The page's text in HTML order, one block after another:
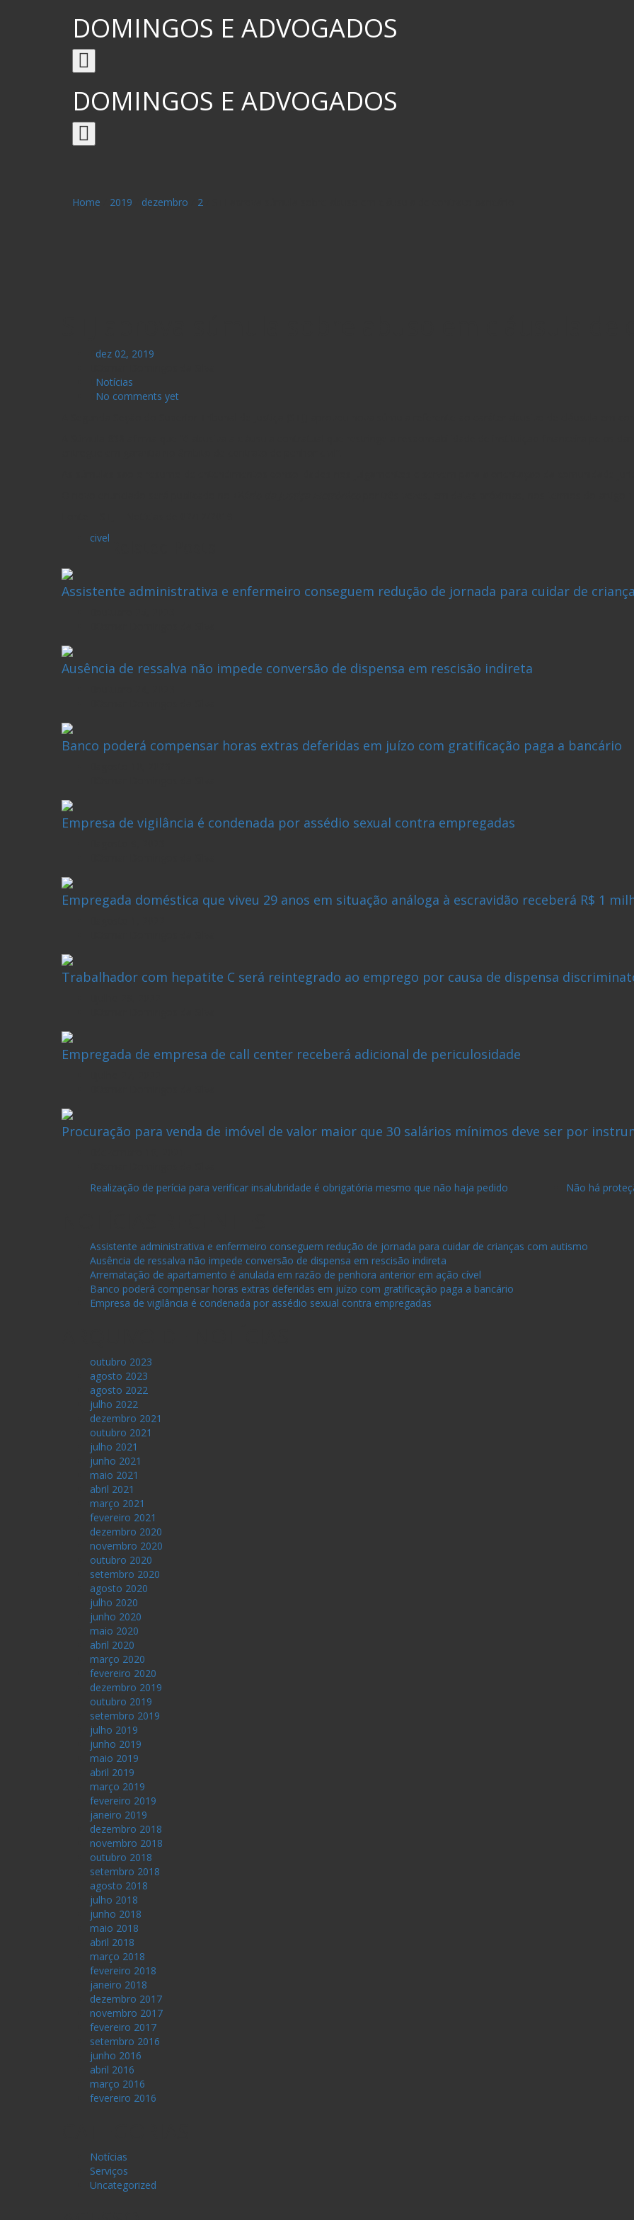
DOMINGOS E ADVOGADOS
Toggle
navigation
DOMINGOS E ADVOGADOS
Toggle
navigation
Home 2019 dezembro 2
dez 02, 2019
Notícias
No comments yet
civel
Assistente administrativa e enfermeiro conseguem redução de jornada para cuidar de
Ausência de ressalva não impede conversão de dispensa em rescisão indireta
Banco poderá compensar horas extras deferidas em juízo com gratificação paga a bancário
Empresa de vigilância é condenada por assédio sexual contra empregadas
Empregada doméstica que viveu 29 anos em situação análoga à escravidão receberá R$ 1
Trabalhador com hepatite C será reintegrado ao emprego por causa de dispensa
Empregada de empresa de call center receberá adicional de periculosidade
Procuração para venda de imóvel de valor maior que 30 salários mínimos deve ser por
Realização de perícia para verificar insalubridade é obrigatória mesmo que não haja pedido
Não há
Assistente administrativa e enfermeiro conseguem redução de jornada para cuidar de crianças com autismo
Ausência de ressalva não impede conversão de dispensa em rescisão indireta
Arrematação de apartamento é anulada em razão de penhora anterior em ação cível
Banco poderá compensar horas extras deferidas em juízo com gratificação paga a bancário
Empresa de vigilância é condenada por assédio sexual contra empregadas
outubro 2023
agosto 2023
agosto 2022
julho 2022
dezembro 2021
outubro 2021
julho 2021
junho 2021
maio 2021
abril 2021
março 2021
fevereiro 2021
dezembro 2020
novembro 2020
outubro 2020
setembro 2020
agosto 2020
julho 2020
junho 2020
maio 2020
abril 2020
março 2020
fevereiro 2020
dezembro 2019
outubro 2019
setembro 2019
julho 2019
junho 2019
maio 2019
abril 2019
março 2019
fevereiro 2019
janeiro 2019
dezembro 2018
novembro 2018
outubro 2018
setembro 2018
agosto 2018
julho 2018
junho 2018
maio 2018
abril 2018
março 2018
fevereiro 2018
janeiro 2018
dezembro 2017
novembro 2017
fevereiro 2017
setembro 2016
junho 2016
abril 2016
março 2016
fevereiro 2016
Notícias
Serviços
Uncategorized